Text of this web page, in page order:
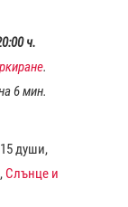
ч.
.
6 мин.
души,
Слънце и